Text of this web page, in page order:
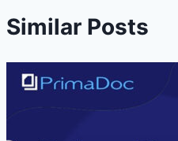
Similar Posts